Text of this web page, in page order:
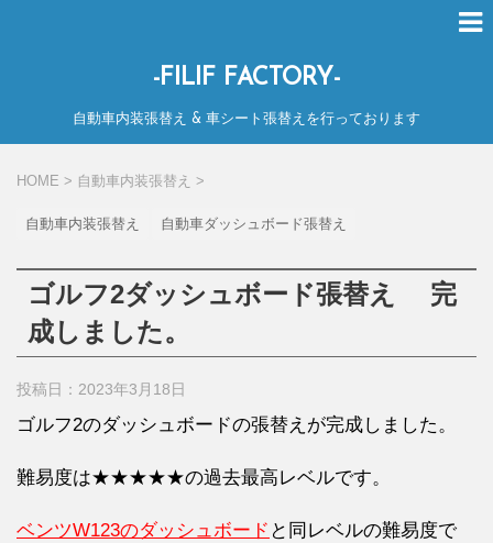
-FILIF FACTORY-
自動車内装張替え & 車シート張替えを行っております
HOME > 自動車内装張替え >
自動車内装張替え 自動車ダッシュボード張替え
ゴルフ2ダッシュボード張替え 完
成しました。
投稿日：2023年3月18日
ゴルフ2のダッシュボードの張替えが完成しました。
難易度は★★★★★の過去最高レベルです。
ベンツW123のダッシュボード と同レベルの難易度で